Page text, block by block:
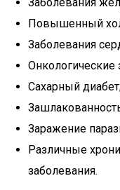
Повышенный
Заболевания
Онкологические
Сахарный
Заражение
Различные
заболевания.